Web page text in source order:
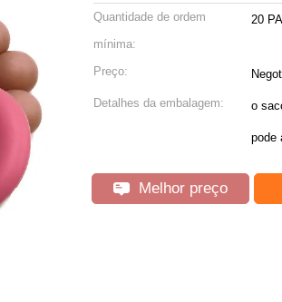
Quantidade de ordem
mínima:
20
Preço:
Detalhes da embalagem: o
pode
Melhor preço